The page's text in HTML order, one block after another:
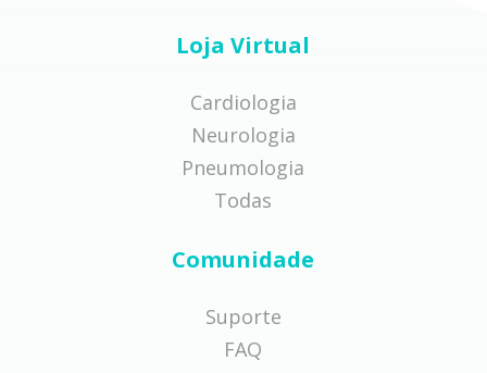
Loja Virtual
Cardiologia
Neurologia
Pneumologia
Todas
Comunidade
Suporte
FAQ